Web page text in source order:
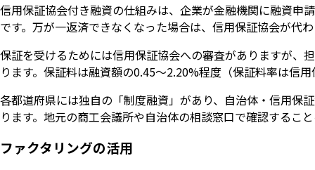
信用保証協会付き融資の仕組みは、企業が金融機関に融資申
です。万が一返済できなくなった場合は、信用保証協会が代
保証を受けるためには信用保証協会への審査がありますが、
ります。保証料は融資額の0.45〜2.20%程度（保証料率は信
各都道府県には独自の「制度融資」があり、自治体・信用保
ります。地元の商工会議所や自治体の相談窓口で確認するこ
ファクタリングの活用